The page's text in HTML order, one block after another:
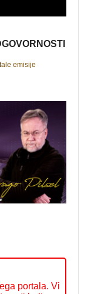
emisije
portala. Vi